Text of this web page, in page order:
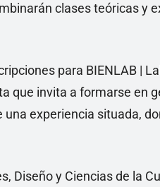
clases teóricas y
para BIENLAB |
que invita a formarse en
experiencia situada,
Diseño y Ciencias de la